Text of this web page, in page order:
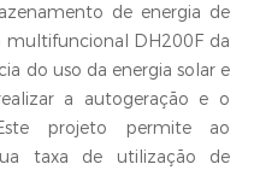
de energia de
DH200F da
do uso da energia solar e
a autogeração e o
projeto permite ao
taxa de utilização de